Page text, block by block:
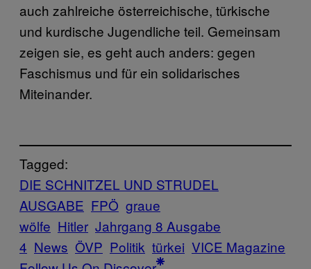
auch zahlreiche österreichische, türkische
und kurdische Jugendliche teil. Gemeinsam
zeigen sie, es geht auch anders: gegen
Faschismus und für ein solidarisches
Miteinander.
Tagged:
DIE SCHNITZEL UND STRUDEL
AUSGABE FPÖ graue
wölfe Hitler Jahrgang 8 Ausgabe
4 News ÖVP Politik türkei VICE Magazine